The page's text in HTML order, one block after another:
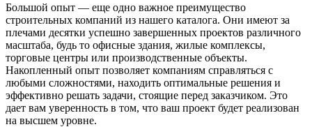
Большой опыт — еще одно важное преимущество
строительных компаний из нашего каталога. Они имеют за
плечами десятки успешно завершенных проектов различного
масштаба, будь то офисные здания, жилые комплексы,
торговые центры или производственные объекты.
Накопленный опыт позволяет компаниям справляться с
любыми сложностями, находить оптимальные решения и
эффективно решать задачи, стоящие перед заказчиком. Это
дает вам уверенность в том, что ваш проект будет реализован
на высшем уровне.